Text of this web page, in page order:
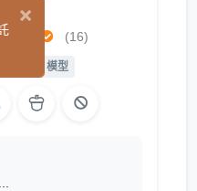
(16)
L2D 模型
×